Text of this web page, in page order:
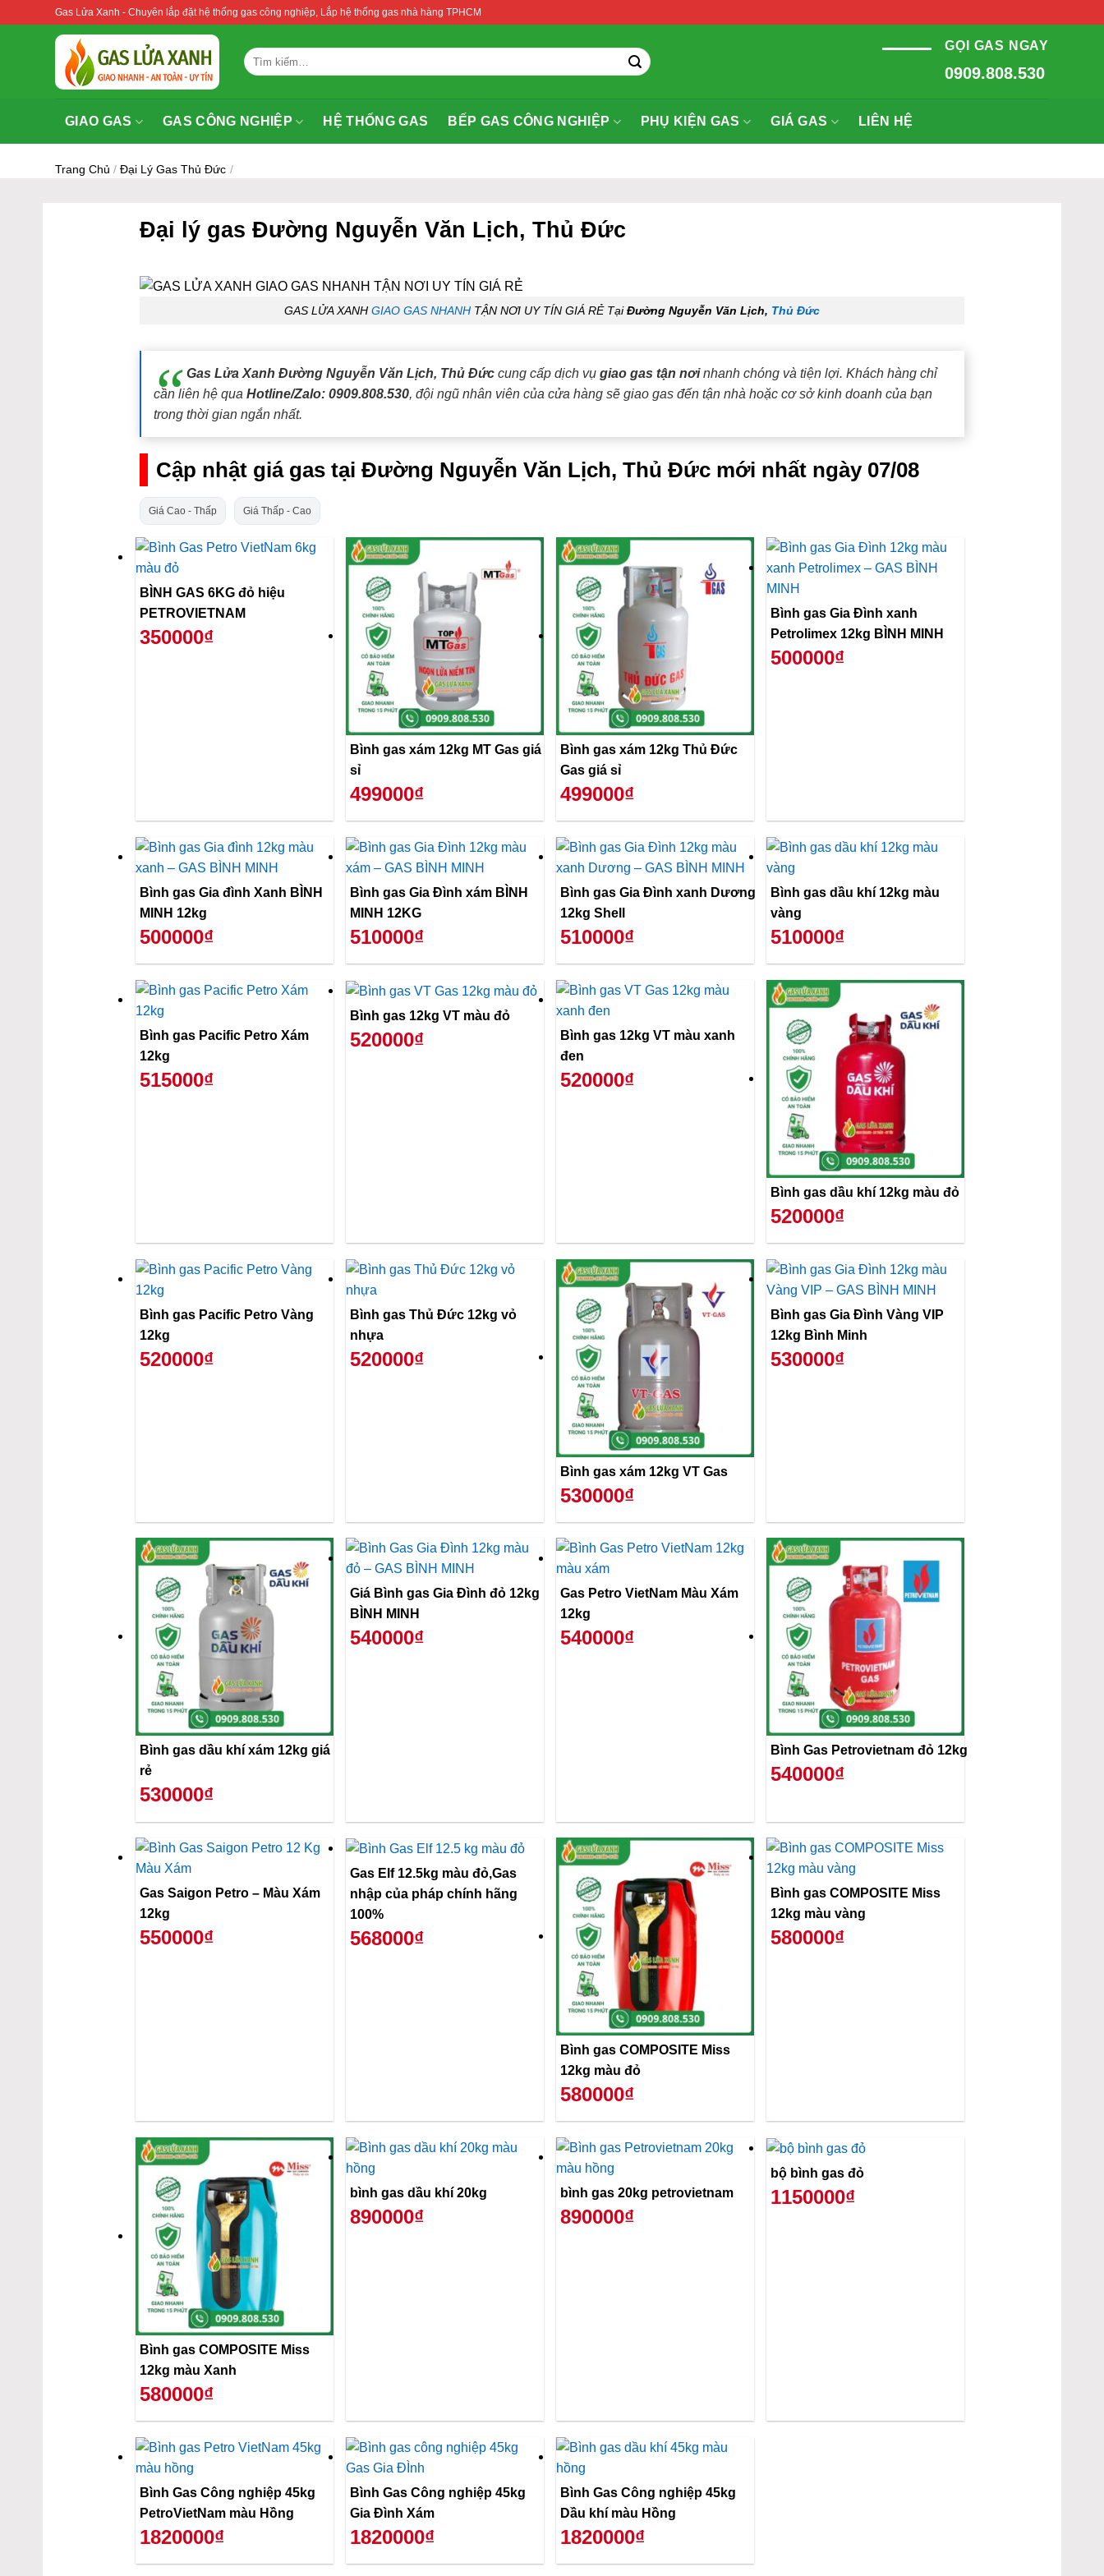
Gas Lửa Xanh - Chuyên lắp đặt hệ thống gas công nghiệp, Lắp hệ thống gas nhà hàng TPHCM
Tìm
kiếm:
GỌI GAS NGAY
0909.808.530
GIAO GAS GAS CÔNG NGHIỆP HỆ THỐNG GAS BẾP GAS CÔNG NGHIỆP PHỤ KIỆN GAS GIÁ GAS LIÊN HỆ
Trang Chủ / Đại Lý Gas Thủ Đức /
Đại lý gas Đường Nguyễn Văn Lịch, Thủ Đức
GAS LỬA XANH GIAO GAS NHANHTẬN NƠI UY TÍN GIÁ RẺ TạiĐường Nguyễn Văn Lịch, Thủ Đức
Gas Lửa Xanh Đường Nguyễn Văn Lịch, Thủ Đức cung cấp dịch vụgiao gas tận nơinhanh chóng và tiện lợi. Khách hàng chỉ
cần liên hệ quaHotline/Zalo: 0909.808.530, đội ngũ nhân viên của cửa hàng sẽ giao gas đến tận nhà hoặc cơ sở kinh doanh của bạn
trong thời gian ngắn nhất.
Cập nhật giá gas tại Đường Nguyễn Văn Lịch, Thủ Đức mới nhất ngày 07/08
Giá Cao - Thấp Giá Thấp - Cao
BÌNH GAS 6KG đỏ hiệu
PETROVIETNAM
350000₫
Bình gas xám 12kg MT Gas giá
sỉ
499000₫
Bình gas xám 12kg Thủ Đức
Gas giá sỉ
499000₫
Bình gas Gia Đình xanh
Petrolimex 12kg BÌNH MINH
500000₫
Bình gas Gia đình Xanh BÌNH
MINH 12kg
500000₫
Bình gas Gia Đình xám BÌNH
MINH 12KG
510000₫
Bình gas Gia Đình xanh Dương
12kg Shell
510000₫
Bình gas dầu khí 12kg màu
vàng
510000₫
Bình gas Pacific Petro Xám
12kg
515000₫
Bình gas 12kg VT màu đỏ
520000₫
Bình gas 12kg VT màu xanh
đen
520000₫
Bình gas dầu khí 12kg màu đỏ
520000₫
Bình gas Pacific Petro Vàng
12kg
520000₫
Bình gas Thủ Đức 12kg vỏ
nhựa
520000₫
Bình gas xám 12kg VT Gas
530000₫
Bình gas Gia Đình Vàng VIP
12kg Bình Minh
530000₫
Bình gas dầu khí xám 12kg giá
rẻ
530000₫
Giá Bình gas Gia Đình đỏ 12kg
BÌNH MINH
540000₫
Gas Petro VietNam Màu Xám
12kg
540000₫
Bình Gas Petrovietnam đỏ 12kg
540000₫
Gas Saigon Petro – Màu Xám
12kg
550000₫
Gas Elf 12.5kg màu đỏ,Gas
nhập của pháp chính hãng
100%
568000₫
Bình gas COMPOSITE Miss
12kg màu đỏ
580000₫
Bình gas COMPOSITE Miss
12kg màu vàng
580000₫
Bình gas COMPOSITE Miss
12kg màu Xanh
580000₫
bình gas dầu khí 20kg
890000₫
bình gas 20kg petrovietnam
890000₫
bộ bình gas đỏ
1150000₫
Bình Gas Công nghiệp 45kg
PetroVietNam màu Hồng
1820000₫
Bình Gas Công nghiệp 45kg
Gia Đình Xám
1820000₫
Bình Gas Công nghiệp 45kg
Dầu khí màu Hồng
1820000₫